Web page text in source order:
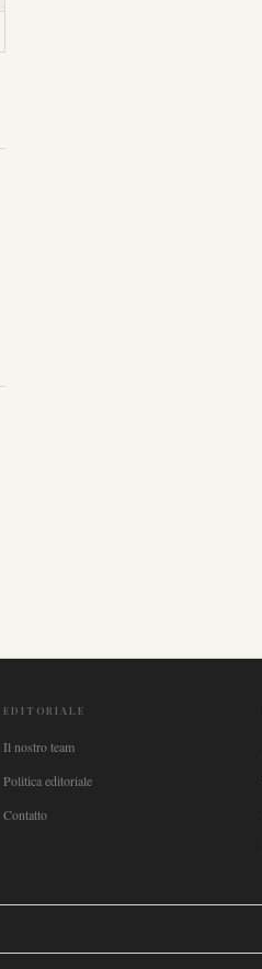
EDITORIALE
Il nostro team
Politica editoriale
Contatto